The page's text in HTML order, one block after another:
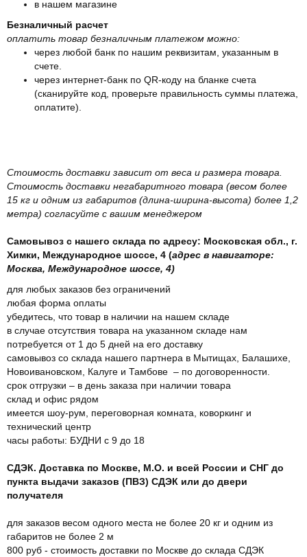
в нашем магазине
Безналичный расчет
оплатить товар безналичным платежом можно:
через любой банк по нашим реквизитам, указанным в
счете.
через интернет-банк по QR-коду на бланке счета
(сканируйте код, проверьте правильность суммы платежа,
оплатите).
Стоимость доставки зависит от веса и размера товара.
Стоимость доставки негабаритного товара (весом более
15 кг и одним из габаритов (длина-ширина-высота) более 1,2
метра) согласуйте с вашим менеджером
Самовывоз с нашего склада по адресу: Московская обл., г.
Химки, Международное шоссе, 4 (адрес в навигаторе:
Москва, Международное шоссе, 4)
для любых заказов без ограничений
любая форма оплаты
убедитесь, что товар в наличии на нашем складе
в случае отсутствия товара на указанном складе нам
потребуется от 1 до 5 дней на его доставку
самовывоз со склада нашего партнера в Мытищах, Балашихе,
Новоивановском, Калуге и Тамбове – по договоренности.
срок отгрузки – в день заказа при наличии товара
склад и офис рядом
имеется шоу-рум, переговорная комната, коворкинг и
технический центр
часы работы: БУДНИ с 9 до 18
СДЭК. Доставка по Москве, М.О. и всей России и СНГ до
пункта выдачи заказов (ПВЗ) СДЭК или до двери
получателя
для заказов весом одного места не более 20 кг и одним из
габаритов не более 2 м
800 руб - стоимость доставки по Москве до склада СДЭК